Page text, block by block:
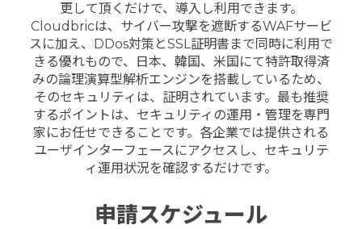
更して頂くだけで、導入し利用できます。
Cloudbricは、サイバー攻撃を遮断するWAFサービ
スに加え、DDos対策とSSL証明書まで同時に利用で
きる優れもので、日本、韓国、米国にて特許取得済
みの論理演算型解析エンジンを搭載しているため、
そのセキュリティは、証明されています。最も推奨
するポイントは、セキュリティの運用・管理を専門
家にお任せできることです。各企業では提供される
ユーザインターフェースにアクセスし、セキュリテ
ィ運用状況を確認するだけです。
申請スケジュール